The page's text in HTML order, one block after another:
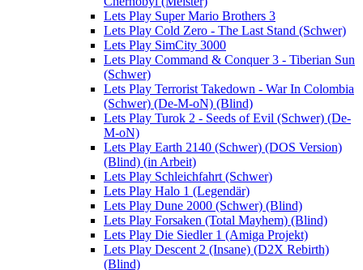
Lets Play Super Mario Brothers 3
Lets Play Cold Zero - The Last Stand (Schwer)
Lets Play SimCity 3000
Lets Play Command & Conquer 3 - Tiberian Sun
(Schwer)
Lets Play Terrorist Takedown - War In Colombia
(Schwer) (De-M-oN) (Blind)
Lets Play Turok 2 - Seeds of Evil (Schwer) (De-
M-oN)
Lets Play Earth 2140 (Schwer) (DOS Version)
(Blind) (in Arbeit)
Lets Play Schleichfahrt (Schwer)
Lets Play Halo 1 (Legendär)
Lets Play Dune 2000 (Schwer) (Blind)
Lets Play Forsaken (Total Mayhem) (Blind)
Lets Play Die Siedler 1 (Amiga Projekt)
Lets Play Descent 2 (Insane) (D2X Rebirth)
(Blind)